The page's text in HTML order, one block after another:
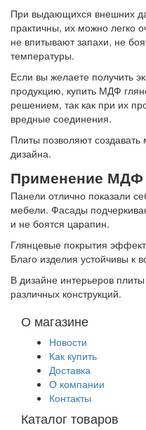
При выдающихся внешних
практичны, их можно легко
не впитывают запахи, не
температуры.
Если вы желаете получить
продукцию, купить МДФ
решением, так как при их
вредные соединения.
Плиты позволяют
дизайна.
Применение МДФ
Панели отлично показали
мебели. Фасады
и не боятся царапин.
Глянцевые покрытия
Благо изделия устойчивы к
В дизайне интерьеров
различных конструкций.
О магазине
Новости
Как купить
Доставка
О компании
Контакты
Каталог товаров